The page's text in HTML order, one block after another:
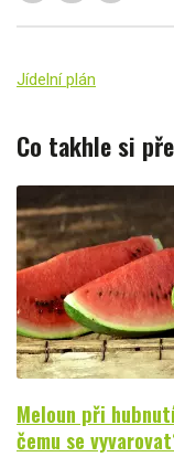
Jídelní plán
Co takhle si
Meloun při
čemu se